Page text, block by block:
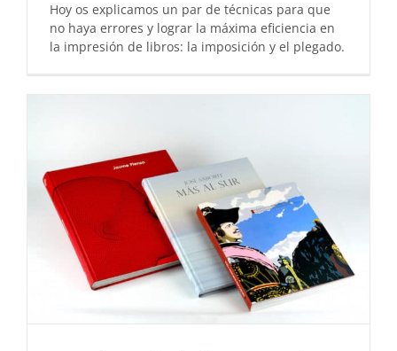
Hoy os explicamos un par de técnicas para que
no haya errores y lograr la máxima eficiencia en
la impresión de libros: la imposición y el plegado.